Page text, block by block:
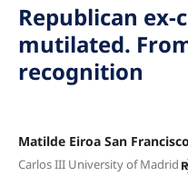
Republican
mutilated.
recognition
Matilde Eiroa San Francisco
Carlos III University of Madrid